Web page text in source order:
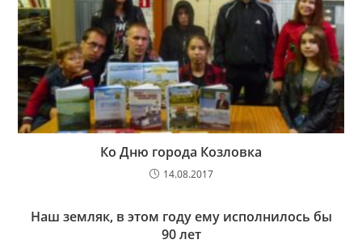
Ко Дню города Козловка
14.08.2017
Наш земляк, в этом году ему исполнилось бы
90 лет